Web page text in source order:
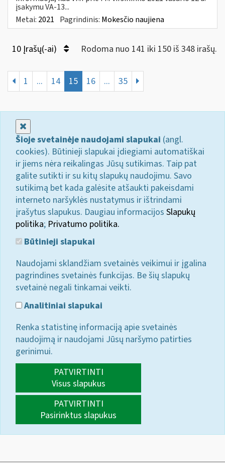
įsakymu VA-13...
Metai: 2021 Pagrindinis: Mokesčio naujiena
10 Įrašų(-ai) Rodoma nuo 141 iki 150 iš 348 irašų.
1 ... 14 15 16 ... 35
Šioje svetainėje naudojami slapukai (angl.
cookies). Būtinieji slapukai įdiegiami automatiškai
ir jiems nėra reikalingas Jūsų sutikimas. Taip pat
galite sutikti ir su kitų slapukų naudojimu. Savo
sutikimą bet kada galėsite atšaukti pakeisdami
interneto naršyklės nustatymus ir ištrindami
įrašytus slapukus. Daugiau informacijos Slapukų
politika; Privatumo politika.
Būtinieji slapukai
Naudojami sklandžiam svetainės veikimui ir įgalina
pagrindines svetainės funkcijas. Be šių slapukų
svetainė negali tinkamai veikti.
Analitiniai slapukai
Renka statistinę informaciją apie svetainės
naudojimą ir naudojami Jūsų naršymo patirties
gerinimui.
PATVIRTINTI
Visus slapukus
PATVIRTINTI
Pasirinktus slapukus